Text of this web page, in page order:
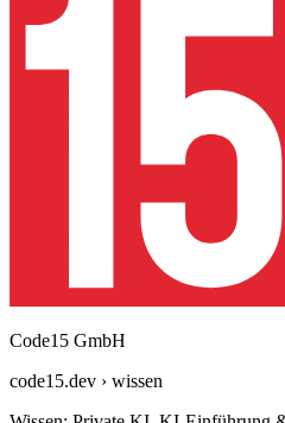
Code15 GmbH
code15.dev › wissen